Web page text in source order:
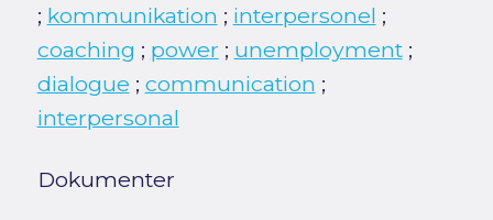
; kommunikation ; interpersonel ;
coaching ; power ; unemployment;
dialogue ; communication ;
interpersonal
Dokumenter